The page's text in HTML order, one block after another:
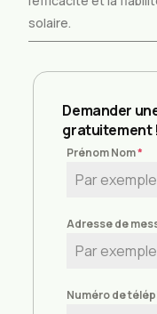
solaire.
Demander
gratuitement !
Prénom Nom*
Adresse de
Numéro de